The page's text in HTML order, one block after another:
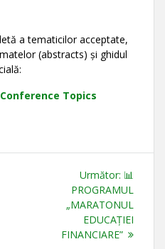
a tematicilor acceptate,
(abstracts) și ghidul
Topics
Următor: Articolul
următor:
📊
PROGRAMUL
„MARATONUL
EDUCAȚIEI
FINANCIARE”